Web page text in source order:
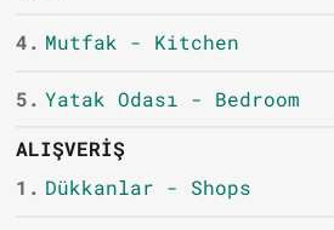
4. Mutfak - Kitchen
5. Yatak Odası - Bedroom
ALIŞVERIŞ
1. Dükkanlar - Shops